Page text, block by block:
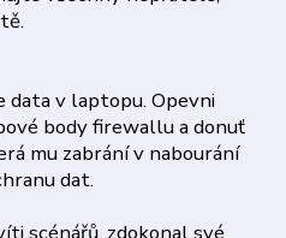
data v laptopu. Opevni
body firewallu a donuť
mu zabrání v nabourání
dat.
scénářů, zdokonal své